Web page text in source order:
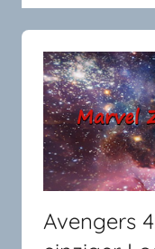
den
BBS
Haarentor
Oldenburg
Avengers